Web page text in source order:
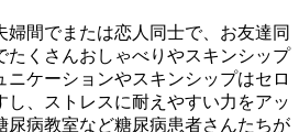
婦間でまたは恋人同士で、お友達同
たくさんおしゃべりやスキンシップ
ニケーションやスキンシップはセロ
し、ストレスに耐えやすい力をアッ
尿病教室など糖尿病患者さんたちが